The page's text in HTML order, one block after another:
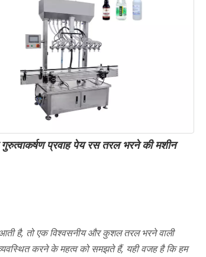
प्रवाह पेय रस तरल भरने की मशीन
आती है, तो एक विश्वसनीय और कुशल तरल भरने वाली
करने के महत्व को समझते हैं, यही वजह है कि हम